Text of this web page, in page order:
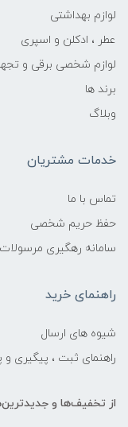
لوازم بهداشتی
عطر ، ادکلن و اسپری
لوازم شخصی برقی و
برند ها
وبلاگ
خدمات مشتریان
تماس با ما
حفظ حریم شخصی
سامانه رهگیری
راهنمای خرید
شیوه های ارسال
راهنمای ثبت ، پیگیری
از تخفیف‌ها و